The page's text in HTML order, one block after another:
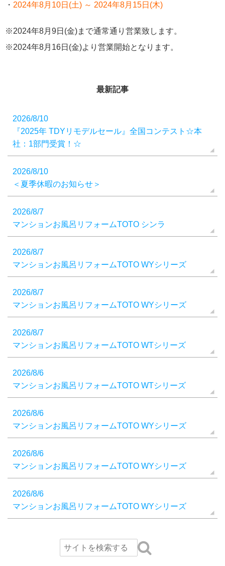
・ 2024年8月10日(土) ～ 2024年8月15日(木)
※2024年8月9日(金)まで通常通り営業致します。
※2024年8月16日(金)より営業開始となります。
最新記事
2026/8/10
『2025年 TDYリモデルセール』全国コンテスト☆本
社：1部門受賞！☆
2026/8/10
＜夏季休暇のお知らせ＞
2026/8/7
マンションお風呂リフォームTOTO シンラ
2026/8/7
マンションお風呂リフォームTOTO WYシリーズ
2026/8/7
マンションお風呂リフォームTOTO WYシリーズ
2026/8/7
マンションお風呂リフォームTOTO WTシリーズ
2026/8/6
マンションお風呂リフォームTOTO WTシリーズ
2026/8/6
マンションお風呂リフォームTOTO WYシリーズ
2026/8/6
マンションお風呂リフォームTOTO WYシリーズ
2026/8/6
マンションお風呂リフォームTOTO WYシリーズ